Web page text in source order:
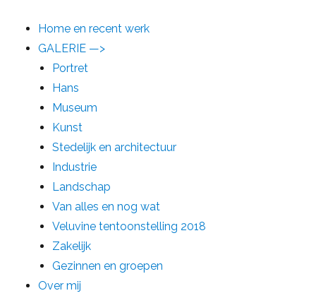
Home en recent werk
GALERIE —>
Portret
Hans
Museum
Kunst
Stedelijk en architectuur
Industrie
Landschap
Van alles en nog wat
Veluvine tentoonstelling 2018
Zakelijk
Gezinnen en groepen
Over mij